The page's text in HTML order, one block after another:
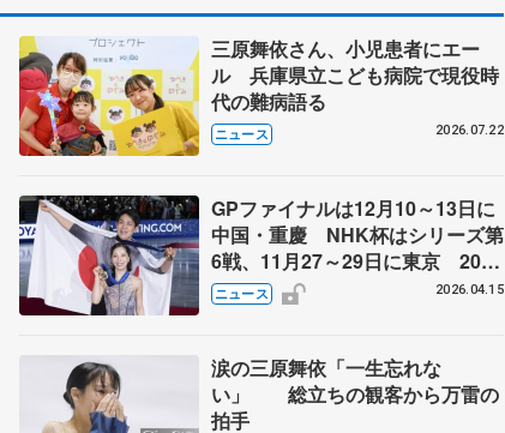
三原舞依さん、小児患者にエー
ル 兵庫県立こども病院で現役時
代の難病語る
ニュース 2026.07.22
GPファイナルは12月10～13日に
中国・重慶 NHK杯はシリーズ第
6戦、11月27～29日に東京 2026
～27年シーズン、国際スケート連
盟発表
ニュース 2026.04.15
涙の三原舞依「一生忘れな
い」 総立ちの観客から万雷の
拍手